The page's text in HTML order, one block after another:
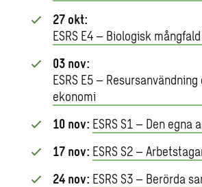
27 okt:
ESRS E4 – Biologisk
03 nov:
ESRS E5 –
ekonomi
10 nov: ESRS S1 – Den egna
17 nov: ESRS S2 –
24 nov: ESRS S3 – Berörda